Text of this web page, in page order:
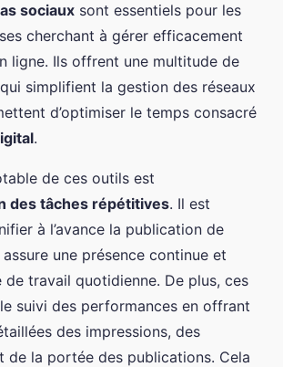
sociaux sont essentiels pour les
cherchant à gérer efficacement
ligne. Ils offrent une multitude de
simplifient la gestion des réseaux
d’optimiser le temps consacré
.
de ces outils est
des tâches répétitives. Il est
à l’avance la publication de
une présence continue et
de travail quotidienne. De plus, ces
suivi des performances en offrant
des impressions, des
de la portée des publications. Cela